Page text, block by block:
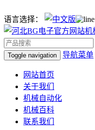
语言选择：
Toggle navigation 导航菜单
网站首页
关于我们
机械自动化
机械百科
联系我们